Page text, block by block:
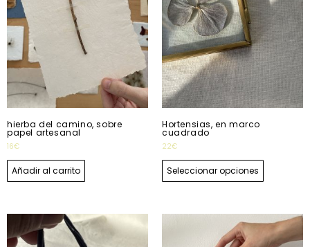
hierba del camino, sobre
papel artesanal
16€
Añadir al carrito
Hortensias, en marco
cuadrado
22€
Seleccionar opciones